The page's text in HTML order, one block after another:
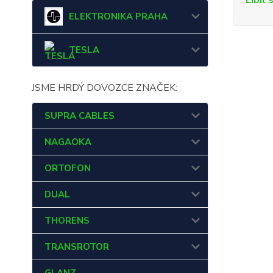
ELEKTRONIKA PRAHA
TESLA
JSME HRDÝ DOVOZCE ZNAČEK:
SUPRA CABLES
NAGAOKA
ORTOFON
DUAL
THORENS
TRANSROTOR